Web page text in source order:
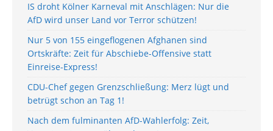
IS droht Kölner Karneval mit Anschlägen: Nur die
AfD wird unser Land vor Terror schützen!
Nur 5 von 155 eingeflogenen Afghanen sind
Ortskräfte: Zeit für Abschiebe-Offensive statt
Einreise-Express!
CDU-Chef gegen Grenzschließung: Merz lügt und
betrügt schon an Tag 1!
Nach dem fulminanten AfD-Wahlerfolg: Zeit,